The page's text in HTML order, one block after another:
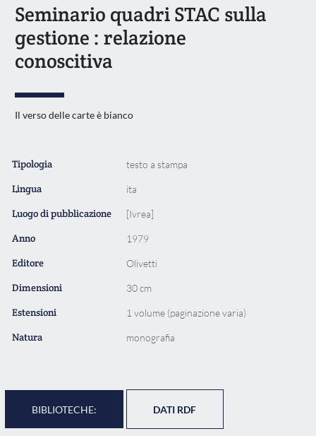
Seminario quadri STAC sulla
gestione : relazione
conoscitiva
Il verso delle carte è bianco
Tipologia testo a stampa
Lingua ita
Luogo di pubblicazione [Ivrea]
Anno 1979
Editore Olivetti
Dimensioni 30 cm
Estensioni 1 volume (paginazione varia)
Natura monografia
BIBLIOTECHE: DATI RDF